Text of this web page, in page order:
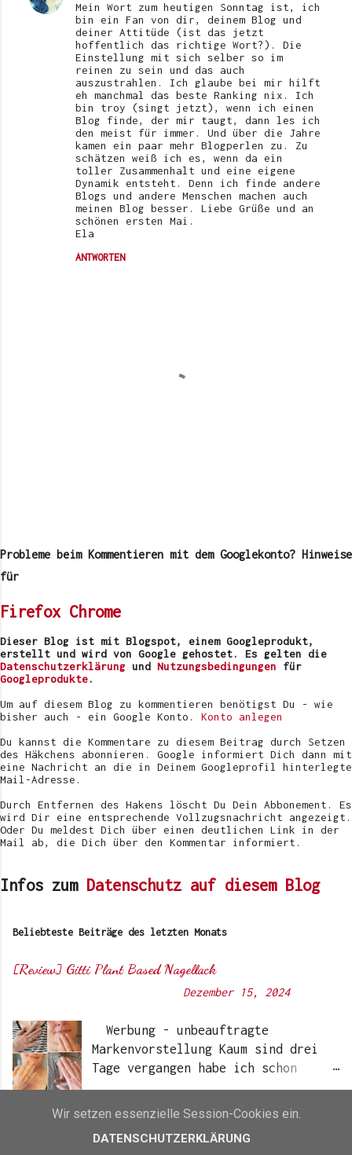
Mein Wort zum heutigen Sonntag ist, ich
bin ein Fan von dir, deinem Blog und
deiner Attitüde (ist das jetzt
hoffentlich das richtige Wort?). Die
Einstellung mit sich selber so im
reinen zu sein und das auch
auszustrahlen. Ich glaube bei mir hilft
eh manchmal das beste Ranking nix. Ich
bin troy (singt jetzt), wenn ich einen
Blog finde, der mir taugt, dann les ich
den meist für immer. Und über die Jahre
kamen ein paar mehr Blogperlen zu. Zu
schätzen weiß ich es, wenn da ein
toller Zusammenhalt und eine eigene
Dynamik entsteht. Denn ich finde andere
Blogs und andere Menschen machen auch
meinen Blog besser. Liebe Grüße und an
schönen ersten Mai.
Ela
ANTWORTEN
m
m
a
v
e
r
ö
f
e
t
l
i
c
e
n
Probleme beim Kommentieren mit dem Googlekonto? Hinweise
für
Firefox Chrome
Dieser Blog ist mit Blogspot, einem Googleprodukt,
erstellt und wird von Google gehostet. Es gelten die
Datenschutzerklärung und Nutzungsbedingungen für
Googleprodukte.
Um auf diesem Blog zu kommentieren benötigst Du - wie
bisher auch - ein Google Konto. Konto anlegen
Du kannst die Kommentare zu diesem Beitrag durch Setzen
des Häkchens abonnieren. Google informiert Dich dann mit
eine Nachricht an die in Deinem Googleprofil hinterlegte
Mail-Adresse.
Durch Entfernen des Hakens löscht Du Dein Abbonement. Es
wird Dir eine entsprechende Vollzugsnachricht angezeigt.
Oder Du meldest Dich über einen deutlichen Link in der
Mail ab, die Dich über den Kommentar informiert.
Infos zum Datenschutz auf diesem Blog
Beliebteste Beiträge des letzten Monats
[Review] Gitti Plant Based Nagellack
Dezember 15, 2024
Werbung - unbeauftragte
Markenvorstellung Kaum sind drei
Tage vergangen habe ich schon
wieder einen „Beauty-Tipp“ für
Euch. Aber nach 6 Monate, wo ich
jetzt getestet habe, kann ich ein
Wir setzen essenzielle Session-Cookies ein.
DATENSCHUTZERKLÄRUNG